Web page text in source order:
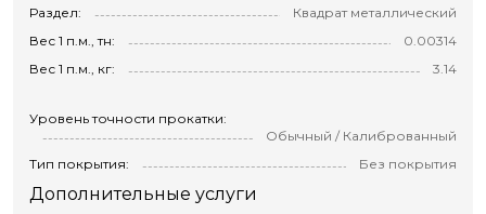
Раздел:
Квадрат металлический
Вес 1 п.м., тн:
0.00314
Вес 1 п.м., кг:
3.14
Уровень точности прокатки:
Обычный / Калиброванный
Тип покрытия:
Без покрытия
Дополнительные услуги